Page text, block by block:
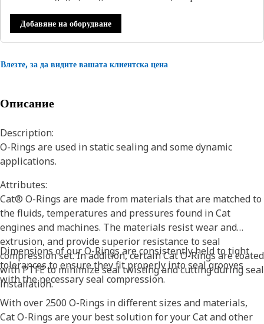
Добавяне на оборудване
Влезте, за да видите вашата клиентска цена
Описание
Description:
O-Rings are used in static sealing and some dynamic
applications.
Attributes:
Cat® O-Rings are made from materials that are matched to
the fluids, temperatures and pressures found in Cat
engines and machines. The materials resist wear and
extrusion, and provide superior resistance to seal
compression set. In addition, certain Cat O-Rings are coated
with PTFE to minimize seal twisting and cutting during seal
installation.
Dimensions of our O-Rings are consistently held to tight
tolerances to ensure they fit properly into seal grooves
with the necessary seal compression.
With over 2500 O-Rings in different sizes and materials,
Cat O-Rings are your best solution for your Cat and other